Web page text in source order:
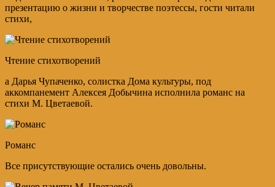
презентацию о жизни и творчестве поэтессы, гости читали
стихи,
Чтение стихотворений
а Дарья Чупаченко, солистка Дома культуры, под
аккомпанемент Алексея Добычина исполнила романс на
стихи М. Цветаевой.
Романс
Все присутствующие остались очень довольны.